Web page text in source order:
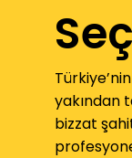
yakından
bizzat